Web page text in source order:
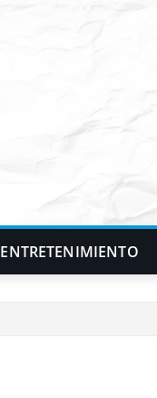
ENTRETENIMIENTO